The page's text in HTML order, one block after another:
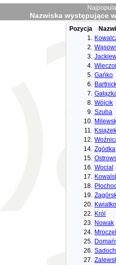
Nazwiska występujące
Pozycja
1.
2.
3.
4.
5. Gańko
6.
7.
8. Wójcik
9. Szuba
10.
11. Książek
12.
14. Zgódka
15.
16. Wocial
17.
18.
19.
20.
22. Król
23. Nowak
24.
25.
26. Sadoch
27.